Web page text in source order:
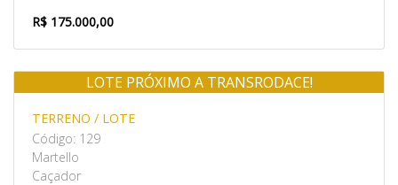
R$ 175.000,00
Venda
LOTE PRÓXIMO A TRANSRODACE!
TERRENO / LOTE
Código: 129
Martello
Caçador